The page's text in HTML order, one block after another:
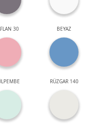
30 BEYAZ
RÜZGAR 140